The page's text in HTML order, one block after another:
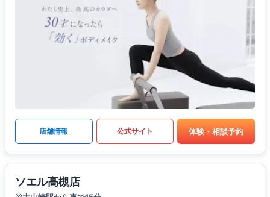
店舗情報 公式サイト 体験・相談予約
ソエル高槻店